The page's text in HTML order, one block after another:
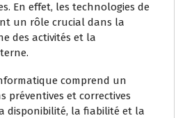
En effet, les technologies de
un rôle crucial dans la
des activités et la
comprend un
préventives et correctives
disponibilité, la fiabilité et la